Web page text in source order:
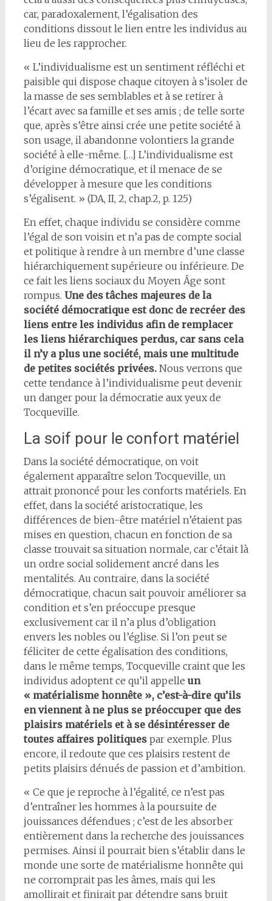
car, paradoxalement, l’égalisation des
conditions dissout le lien entre les individus au
lieu de les rapprocher.
« L’individualisme est un sentiment réfléchi et
paisible qui dispose chaque citoyen à s’isoler de
la masse de ses semblables et à se retirer à
l’écart avec sa famille et ses amis ; de telle sorte
que, après s’être ainsi crée une petite société à
son usage, il abandonne volontiers la grande
société à elle-même. […] L’individualisme est
d’origine démocratique, et il menace de se
développer à mesure que les conditions
s’égalisent. » (DA, II, 2, chap.2, p. 125)
En effet, chaque individu se considère comme
l’égal de son voisin et n’a pas de compte social
et politique à rendre à un membre d’une classe
hiérarchiquement supérieure ou inférieure. De
ce fait les liens sociaux du Moyen Âge sont
rompus. Une des tâches majeures de la
société démocratique est donc de recréer des
liens entre les individus afin de remplacer
les liens hiérarchiques perdus, car sans cela
il n’y a plus une société, mais une multitude
de petites sociétés privées.Nous verrons que
cette tendance à l’individualisme peut devenir
un danger pour la démocratie aux yeux de
Tocqueville.
La soif pour le confort matériel
Dans la société démocratique, on voit
également apparaître selon Tocqueville, un
attrait prononcé pour les conforts matériels. En
effet, dans la société aristocratique, les
différences de bien-être matériel n’étaient pas
mises en question, chacun en fonction de sa
classe trouvait sa situation normale, car c’était là
un ordre social solidement ancré dans les
mentalités. Au contraire, dans la société
démocratique, chacun sait pouvoir améliorer sa
condition et s’en préoccupe presque
exclusivement car il n’a plus d’obligation
envers les nobles ou l’église. Si l’on peut se
féliciter de cette égalisation des conditions,
dans le même temps, Tocqueville craint que les
individus adoptent ce qu’il appelle un
« matérialisme honnête », c’est-à-dire qu’ils
en viennent à ne plus se préoccuper que des
plaisirs matériels et à se désintéresser de
toutes affaires politiquespar exemple. Plus
encore, il redoute que ces plaisirs restent de
petits plaisirs dénués de passion et d’ambition.
« Ce que je reproche à l’égalité, ce n’est pas
d’entraîner les hommes à la poursuite de
jouissances défendues ; c’est de les absorber
entièrement dans la recherche des jouissances
permises. Ainsi il pourrait bien s’établir dans le
monde une sorte de matérialisme honnête qui
ne corromprait pas les âmes, mais qui les
amollirait et finirait par détendre sans bruit